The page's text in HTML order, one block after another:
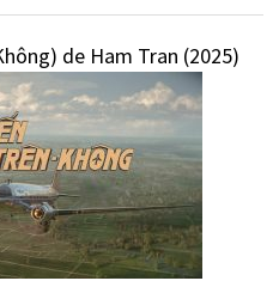
de Ham Tran (2025)